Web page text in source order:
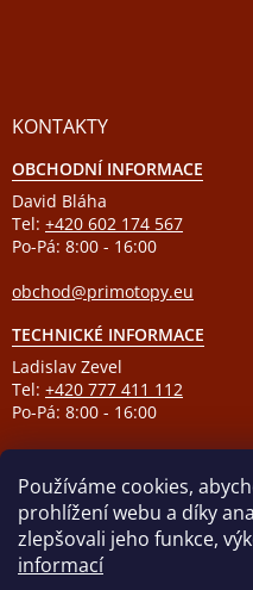
Používáme cookies,
prohlížení webu a díky
zlepšovali jeho funkce,
informací
KONTAKTY
OBCHODNÍ INFORMACE
David Bláha
Tel: +420 602 174 567
Po-Pá: 8:00 - 16:00
obchod@primotopy.eu
TECHNICKÉ INFORMACE
Ladislav Zevel
Tel: +420 777 411 112
Po-Pá: 8:00 - 16:00